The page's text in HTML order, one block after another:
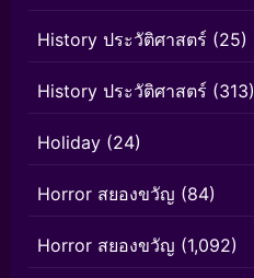
History ประวัติศาสตร์ (25)
History ประวัติศาสตร์ (313)
Holiday (24)
Horror สยองขวัญ (84)
Horror สยองขวัญ (1,092)